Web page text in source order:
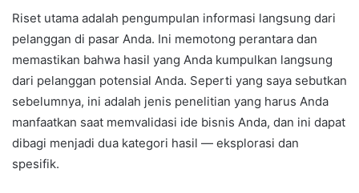
Riset utama adalah pengumpulan informasi langsung dari
pelanggan di pasar Anda. Ini memotong perantara dan
memastikan bahwa hasil yang Anda kumpulkan langsung
dari pelanggan potensial Anda. Seperti yang saya sebutkan
sebelumnya, ini adalah jenis penelitian yang harus Anda
manfaatkan saat memvalidasi ide bisnis Anda, dan ini dapat
dibagi menjadi dua kategori hasil — eksplorasi dan
spesifik.